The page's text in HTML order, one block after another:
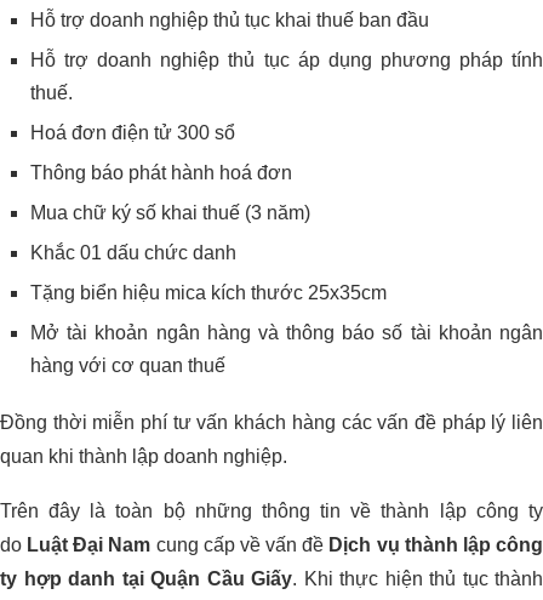
Hỗ trợ doanh nghiệp thủ tục khai thuế ban đầu
Hỗ trợ doanh nghiệp thủ tục áp dụng phương pháp tính
thuế.
Hoá đơn điện tử 300 sổ
Thông báo phát hành hoá đơn
Mua chữ ký số khai thuế (3 năm)
Khắc 01 dấu chức danh
Tặng biển hiệu mica kích thước 25x35cm
Mở tài khoản ngân hàng và thông báo số tài khoản ngân
hàng với cơ quan thuế
Đồng thời miễn phí tư vấn khách hàng các vấn đề pháp lý liên
quan khi thành lập doanh nghiệp.
Trên đây là toàn bộ những thông tin về thành lập công ty
do Luật Đại Nam cung cấp về vấn đề Dịch vụ thành lập công
ty hợp danh tại Quận Cầu Giấy. Khi thực hiện thủ tục thành